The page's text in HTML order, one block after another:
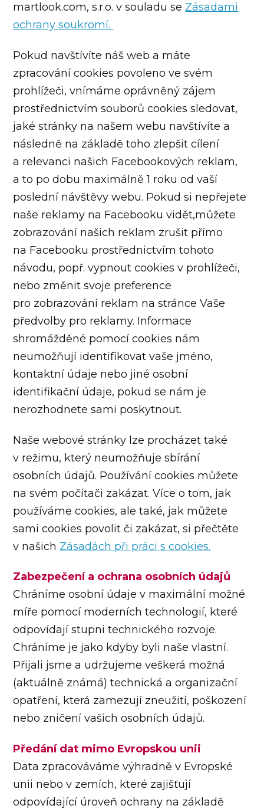
martlook.com, s.r.o. v souladu se Zásadami
ochrany soukromí.
Pokud navštívíte náš web a máte
zpracování cookies povoleno ve svém
prohlížeči, vnímáme oprávněný zájem
prostřednictvím souborů cookies sledovat,
jaké stránky na našem webu navštívíte a
následně na základě toho zlepšit cílení
a relevanci našich Facebookových reklam,
a to po dobu maximálně 1 roku od vaší
poslední návštěvy webu. Pokud si nepřejete
naše reklamy na Facebooku vidět,můžete
zobrazování našich reklam zrušit přímo
na Facebooku prostřednictvím tohoto
návodu, popř. vypnout cookies v prohlížeči,
nebo změnit svoje preference
pro zobrazování reklam na stránce Vaše
předvolby pro reklamy. Informace
shromážděné pomocí cookies nám
neumožňují identifikovat vaše jméno,
kontaktní údaje nebo jiné osobní
identifikační údaje, pokud se nám je
nerozhodnete sami poskytnout.
Naše webové stránky lze procházet také
v režimu, který neumožňuje sbírání
osobních údajů. Používání cookies můžete
na svém počítači zakázat. Více o tom, jak
používáme cookies, ale také, jak můžete
sami cookies povolit či zakázat, si přečtěte
v našich Zásadách při práci s cookies.
Zabezpečení a ochrana osobních údajů
Chráníme osobní údaje v maximální možné
míře pomocí moderních technologií, které
odpovídají stupni technického rozvoje.
Chráníme je jako kdyby byli naše vlastní.
Přijali jsme a udržujeme veškerá možná
(aktuálně známá) technická a organizační
opatření, která zamezují zneužití, poškození
nebo zničení vašich osobních údajů.
Předání dat mimo Evropskou unii
Data zpracováváme výhradně v Evropské
unii nebo v zemích, které zajišťují
odpovídající úroveň ochrany na základě